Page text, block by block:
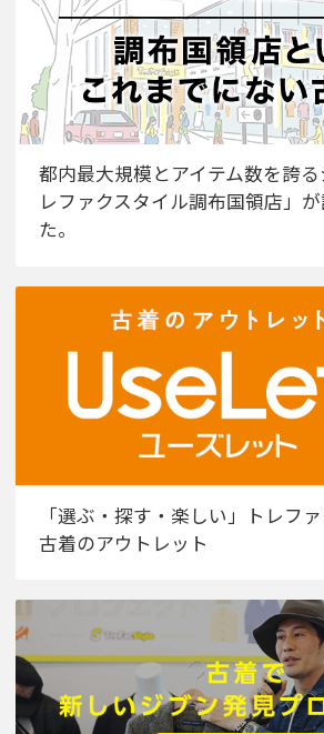
都内最大規模とアイテム数を誇
レファクスタイル調布国領店」
た。
「選ぶ・探す・楽しい」トレフ
古着のアウトレット